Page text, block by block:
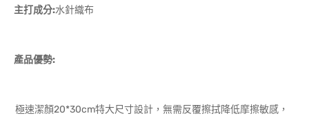
主打成分:水針織布
產品優勢:
極速潔顏20*30cm特大尺寸設計，無需反覆擦拭降低摩擦敏感，